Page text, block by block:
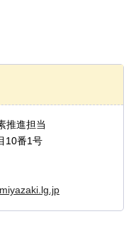
推進担当
10番1号